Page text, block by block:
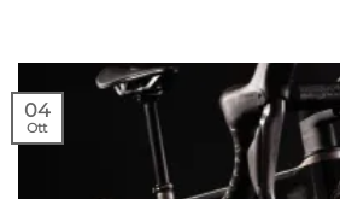
04
Ott